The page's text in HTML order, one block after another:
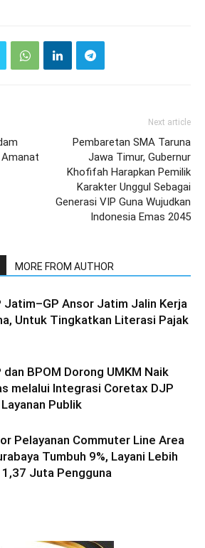
Amanat
Next article
Pembaretan SMA Taruna
Jawa Timur, Gubernur
Khofifah Harapkan Pemilik
Karakter Unggul Sebagai
Generasi VIP Guna Wujudkan
Indonesia Emas 2045
MORE FROM AUTHOR
Jatim–GP Ansor Jatim Jalin Kerja
Untuk Tingkatkan Literasi Pajak
dan BPOM Dorong UMKM Naik
melalui Integrasi Coretax DJP
Publik
Pelayanan Commuter Line Area
Tumbuh 9%, Layani Lebih
1,37 Juta Pengguna